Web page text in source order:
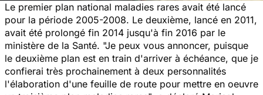
Le premier plan national maladies rares avait été lancé
pour la période 2005-2008. Le deuxième, lancé en 2011,
avait été prolongé fin 2014 jusqu'à fin 2016 par le
ministère de la Santé. "Je peux vous annoncer, puisque
le deuxième plan est en train d'arriver à échéance, que je
confierai très prochainement à deux personnalités
l'élaboration d'une feuille de route pour mettre en oeuvre